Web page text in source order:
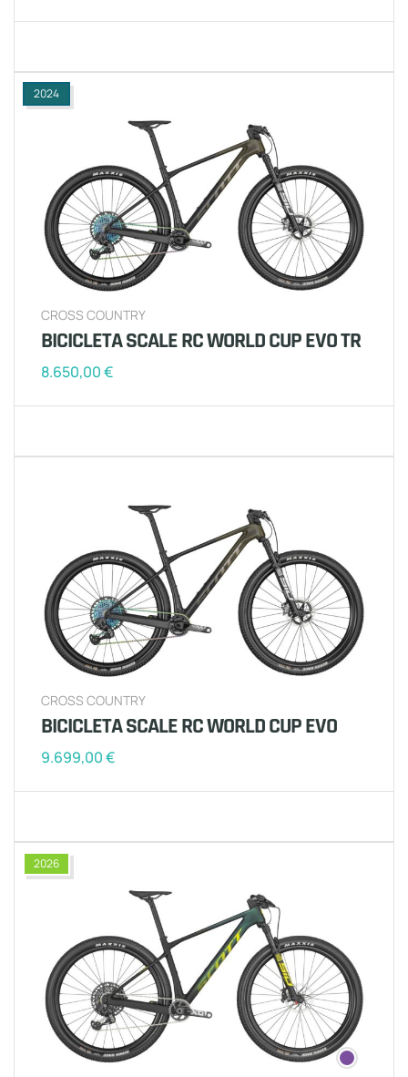
2024
CROSS COUNTRY
BICICLETA SCALE RC WORLD CUP EVO TR
8.650,00€
CROSS COUNTRY
BICICLETA SCALE RC WORLD CUP EVO
9.699,00€
2026